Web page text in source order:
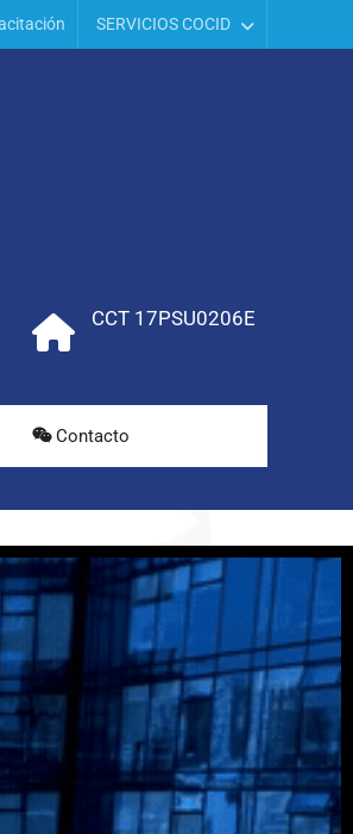
SERVICIOS COCID
CCT 17PSU0206E
Contacto